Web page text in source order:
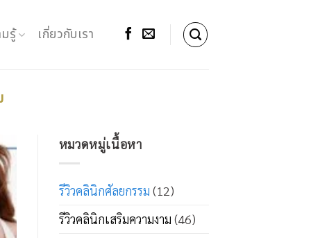
รู้ เกี่ยวกับเรา
หมวดหมู่เนื้อหา
รีวิวคลินิกศัลยกรรม (12)
รีวิวคลินิกเสริมความงาม (46)